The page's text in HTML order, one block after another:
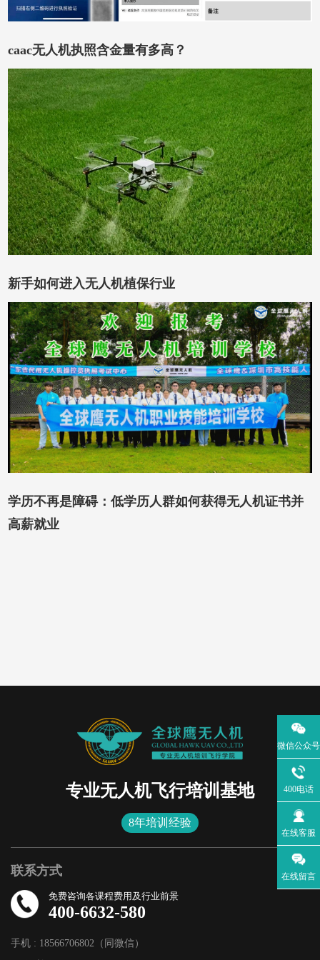
在线咨询 在线留言
caac无人机执照含金量有多高？
新手如何进入无人机植保行业
学历不再是障碍：低学历人群如何获得无人机证书并
高薪就业
专业无人机飞行培训基地
8年培训经验
联系方式
免费咨询各课程费用及行业前景
400-6632-580
手机 : 18566706802（同微信）
微信公众号
400电话
在线客服
在线留言